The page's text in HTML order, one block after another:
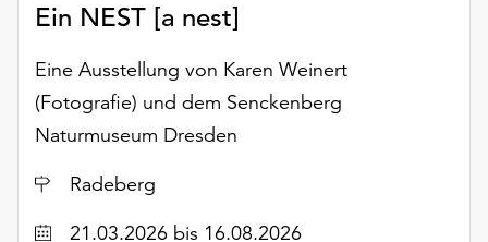
Schaltfläche
Weitere
Informationen
finden
Datenschutzerklärung
Ein NEST [a nest]
Eine Ausstellung von Karen Weinert
(Fotografie) und dem Senckenberg
Naturmuseum Dresden
Ort
Radeberg
Datum21.03.2026 bis 16.08.2026